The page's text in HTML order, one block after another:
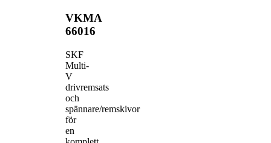
VKMA
66016
SKF
Multi-
V
drivremsats
och
spännare/remskivor
för
en